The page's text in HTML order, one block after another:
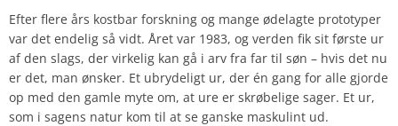
Efter flere års kostbar forskning og mange ødelagte prototyper
var det endelig så vidt. Året var 1983, og verden fik sit første ur
af den slags, der virkelig kan gå i arv fra far til søn – hvis det nu
er det, man ønsker. Et ubrydeligt ur, der én gang for alle gjorde
op med den gamle myte om, at ure er skrøbelige sager. Et ur,
som i sagens natur kom til at se ganske maskulint ud.